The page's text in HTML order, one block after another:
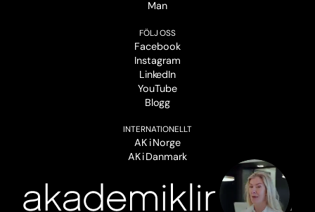
Man
FÖLJ OSS
Facebook
Instagram
LinkedIn
YouTube
Blogg
INTERNATIONELLT
AK i Norge
AK i Danmark